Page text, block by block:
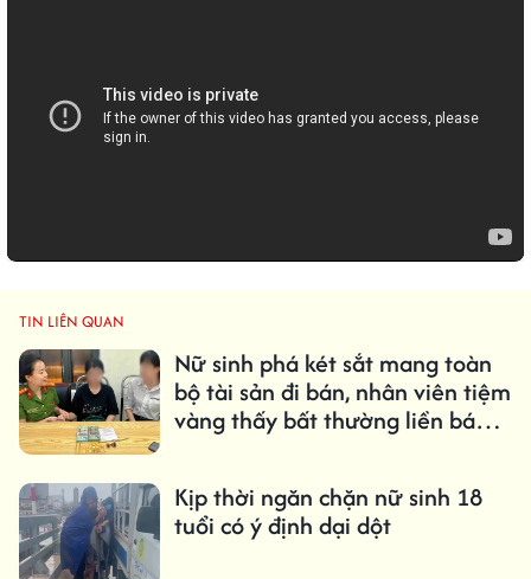
TIN LIÊN QUAN
Nữ sinh phá két sắt mang toàn
bộ tài sản đi bán, nhân viên tiệm
vàng thấy bất thường liền báo
Kịp thời ngăn chặn nữ sinh 18
tuổi có ý định dại dột